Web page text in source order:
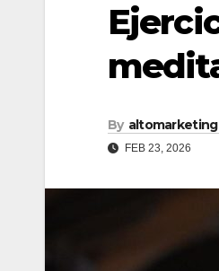
By altomarketing
FEB 23, 2026